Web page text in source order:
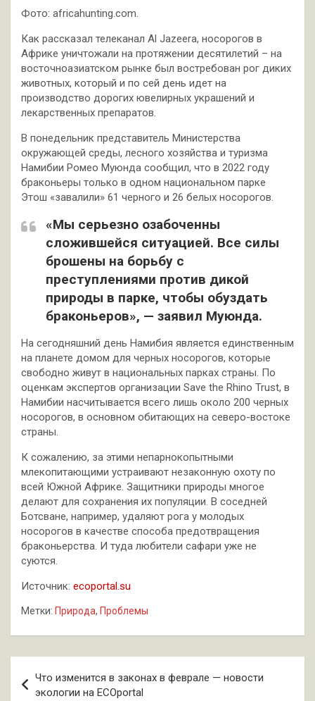
Фото: africahunting.com.
Как рассказал телеканал Al Jazeera, носорогов в
Африке уничтожали на протяжении десятилетий – на
восточноазиатском рынке был востребован рог диких
животных, который и по сей день идет на
производство дорогих ювелирных украшений и
лекарственных препаратов.
В понедельник представитель Министерства
окружающей среды, лесного хозяйства и туризма
Намибии Ромео Муюнда сообщил, что в 2022 году
браконьеры только в одном национальном парке
Этош «завалили» 61 черного и 26 белых носорогов.
«Мы серьезно озабоченны
сложившейся ситуацией. Все силы
брошены на борьбу с
преступлениями против дикой
природы в парке, чтобы обуздать
браконьеров», — заявил Муюнда.
На сегодняшний день Намибия является единственным
на планете домом для черных носорогов, которые
свободно живут в национальных парках страны. По
оценкам экспертов организации Save the Rhino Trust, в
Намибии насчитывается всего лишь около 200 черных
носорогов, в основном обитающих на северо-востоке
страны.
К сожалению, за этими непарнокопытными
млекопитающими устраивают незаконную охоту по
всей Южной Африке. Защитники природы многое
делают для сохранения их популяции. В соседней
Ботсване, например, удаляют рога у молодых
носорогов в качестве способа предотвращения
браконьерства. И туда любители сафари уже не
суются.
Источник: ecoportal.su
Метки: Природа, Проблемы
по
Что изменится в законах в феврале — новости
экологии на ECOportal